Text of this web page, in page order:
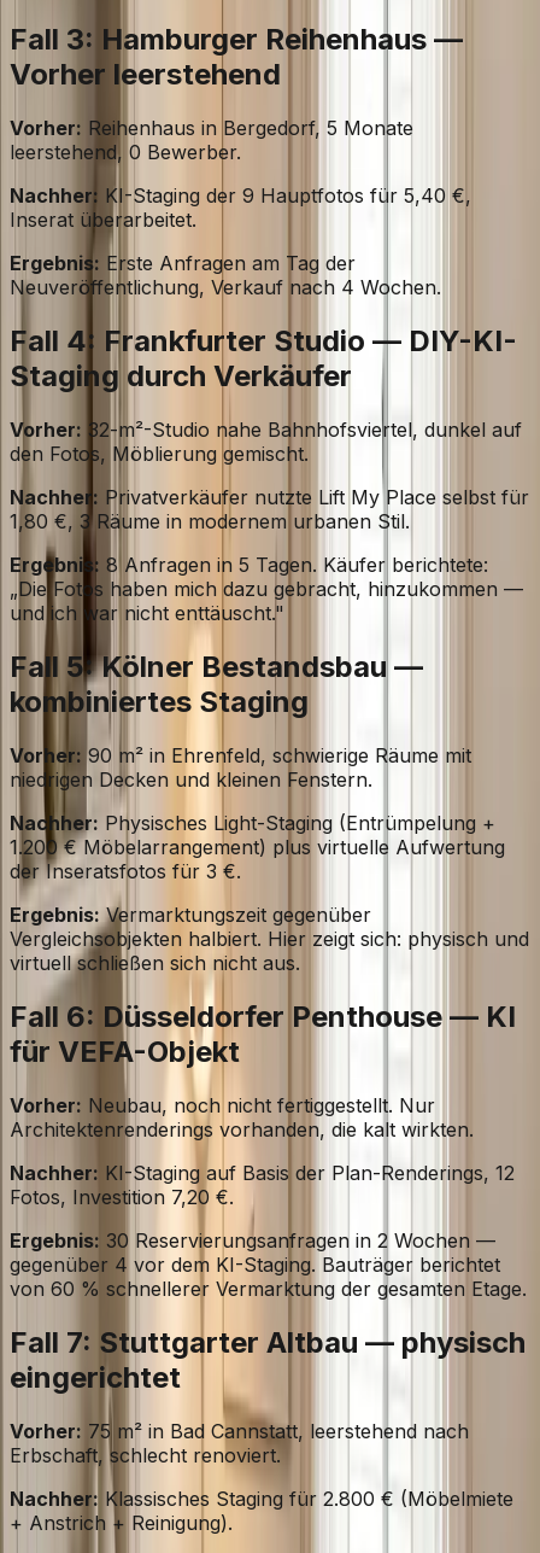
Fall 3: Hamburger Reihenhaus —
Vorher leerstehend
Vorher: Reihenhaus in Bergedorf, 5 Monate
leerstehend, 0 Bewerber.
Nachher: KI-Staging der 9 Hauptfotos für 5,40 €,
Inserat überarbeitet.
Ergebnis: Erste Anfragen am Tag der
Neuveröffentlichung, Verkauf nach 4 Wochen.
Fall 4: Frankfurter Studio — DIY-KI-
Staging durch Verkäufer
Vorher: 32-m²-Studio nahe Bahnhofsviertel, dunkel auf
den Fotos, Möblierung gemischt.
Nachher: Privatverkäufer nutzte Lift My Place selbst für
1,80 €, 3 Räume in modernem urbanen Stil.
Ergebnis: 8 Anfragen in 5 Tagen. Käufer berichtete:
„Die Fotos haben mich dazu gebracht, hinzukommen —
und ich war nicht enttäuscht."
Fall 5: Kölner Bestandsbau —
kombiniertes Staging
Vorher: 90 m² in Ehrenfeld, schwierige Räume mit
niedrigen Decken und kleinen Fenstern.
Nachher: Physisches Light-Staging (Entrümpelung +
1.200 € Möbelarrangement) plus virtuelle Aufwertung
der Inseratsfotos für 3 €.
Ergebnis: Vermarktungszeit gegenüber
Vergleichsobjekten halbiert. Hier zeigt sich: physisch und
virtuell schließen sich nicht aus.
Fall 6: Düsseldorfer Penthouse — KI
für VEFA-Objekt
Vorher: Neubau, noch nicht fertiggestellt. Nur
Architektenrenderings vorhanden, die kalt wirkten.
Nachher: KI-Staging auf Basis der Plan-Renderings, 12
Fotos, Investition 7,20 €.
Ergebnis: 30 Reservierungsanfragen in 2 Wochen —
gegenüber 4 vor dem KI-Staging. Bauträger berichtet
von 60 % schnellerer Vermarktung der gesamten Etage.
Fall 7: Stuttgarter Altbau — physisch
eingerichtet
Vorher: 75 m² in Bad Cannstatt, leerstehend nach
Erbschaft, schlecht renoviert.
Nachher: Klassisches Staging für 2.800 € (Möbelmiete
+ Anstrich + Reinigung).